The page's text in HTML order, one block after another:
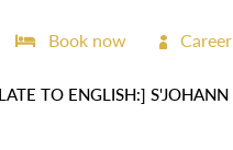
TO ENGLISH:] S'JOHANN
Book now Career